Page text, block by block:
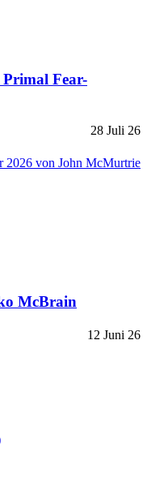
Primal Fear-
28 Juli 26
McBrain
12 Juni 26